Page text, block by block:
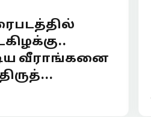
வீராங்கனை